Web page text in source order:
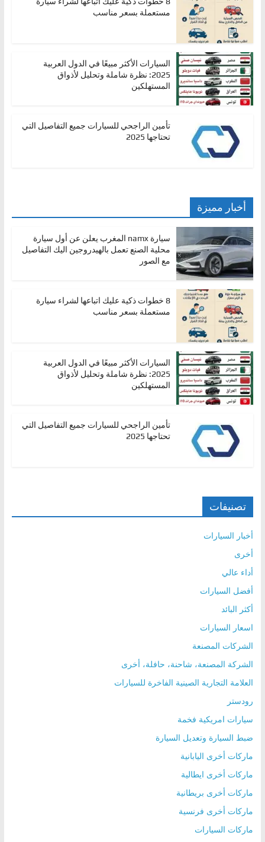
مستعملة بسعر مناسب
السيارات الأكثر مبيعًا في الدول العربية
2025: نظرة شاملة وتحليل لأذواق
المستهلكين
تأمين الراجحي للسيارات جميع التفاصيل التي
تحتاجها 2025
أخبار مميزة
سيارة namx المغرب يعلن عن أول سيارة
محلية الصنع تعمل بالهيدروجين اليك التفاصيل
مع الصور
8 خطوات ذكية عليك اتباعها لشراء سيارة
مستعملة بسعر مناسب
السيارات الأكثر مبيعًا في الدول العربية
2025: نظرة شاملة وتحليل لأذواق
المستهلكين
تأمين الراجحي للسيارات جميع التفاصيل التي
تحتاجها 2025
تصنيفات
أخبار السيارات
أخرى
أداء عالي
أفضل السيارات
أكثر البائد
اسعار السيارات
الشركات المصنعة
الشركة المصنعة، شاحنة، حافلة، أخرى
العلامة التجارية الصينية الفاخرة للسيارات
رودستر
سيارات امريكية فخمة
ضبط السيارة وتعديل السيارة
ماركات أخرى اليابانية
ماركات أخرى ايطالية
ماركات أخرى بريطانية
ماركات أخرى فرنسية
ماركات السيارات